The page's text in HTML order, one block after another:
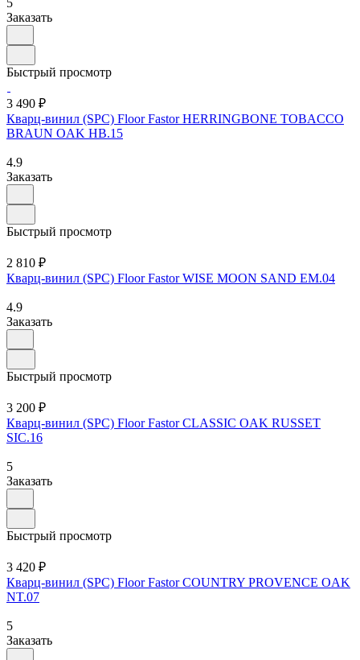
Заказать
Быстрый просмотр
3 490 ₽
Кварц-винил (SPC) Floor Fastor HERRINGBONE TOBACCO
BRAUN OAK HB.15
4.9
Заказать
Быстрый просмотр
2 810 ₽
Кварц-винил (SPC) Floor Fastor WISE MOON SAND EM.04
4.9
Заказать
Быстрый просмотр
3 200 ₽
Кварц-винил (SPC) Floor Fastor CLASSIC OAK RUSSET
SIC.16
5
Заказать
Быстрый просмотр
3 420 ₽
Кварц-винил (SPC) Floor Fastor COUNTRY PROVENCE OAK
NT.07
5
Заказать